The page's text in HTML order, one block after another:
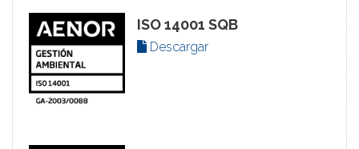
ISO 14001 SQB
Descargar